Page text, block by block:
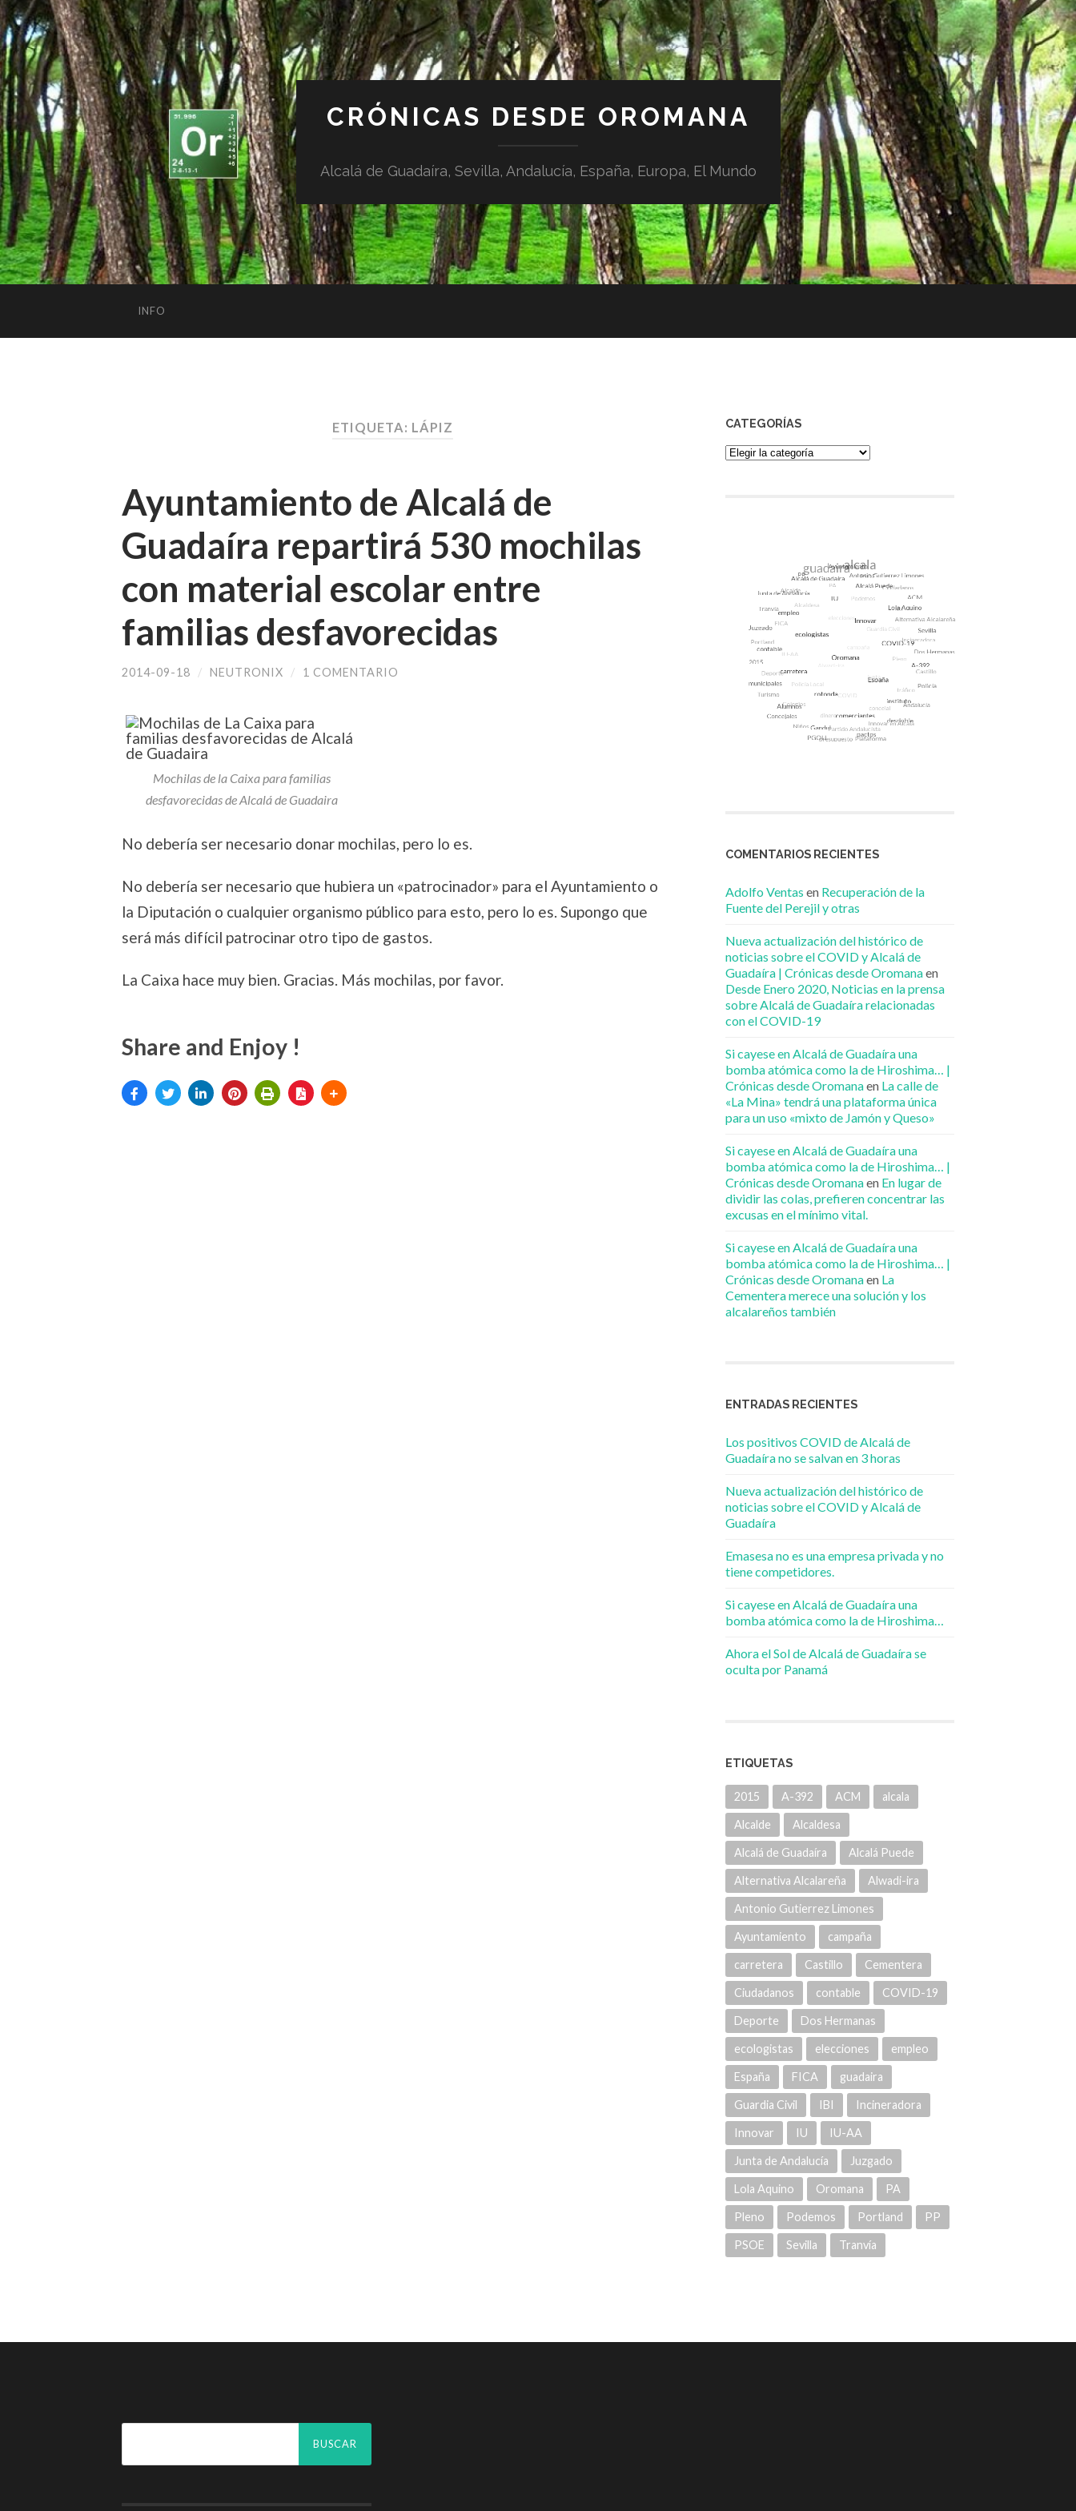
CRÓNICAS DESDE OROMANA
Alcalá de Guadaíra, Sevilla, Andalucía, España, Europa, El Mundo
INFO
ETIQUETA: LÁPIZ
Ayuntamiento de Alcalá de
Guadaíra repartirá 530 mochilas
con material escolar entre
familias desfavorecidas
2014-09-18 / NEUTRONIX / 1 COMENTARIO
Mochilas de la Caixa para familias
desfavorecidas de Alcalá de Guadaira
No debería ser necesario donar mochilas, pero lo es.
No debería ser necesario que hubiera un «patrocinador» para el Ayuntamiento o
la Diputación o cualquier organismo público para esto, pero lo es. Supongo que
será más difícil patrocinar otro tipo de gastos.
La Caixa hace muy bien. Gracias. Más mochilas, por favor.
Share and Enjoy !
CATEGORÍAS
COMENTARIOS RECIENTES
Adolfo Ventas en Recuperación de la
Fuente del Perejil y otras
Nueva actualización del histórico de
noticias sobre el COVID y Alcalá de
Guadaíra | Crónicas desde Oromanaen
Desde Enero 2020, Noticias en la prensa
sobre Alcalá de Guadaíra relacionadas
con el COVID-19
Si cayese en Alcalá de Guadaíra una
bomba atómica como la de Hiroshima… |
Crónicas desde Oromanaen La calle de
«La Mina» tendrá una plataforma única
para un uso «mixto de Jamón y Queso»
Si cayese en Alcalá de Guadaíra una
bomba atómica como la de Hiroshima… |
Crónicas desde Oromanaen En lugar de
dividir las colas, prefieren concentrar las
excusas en el mínimo vital.
Si cayese en Alcalá de Guadaíra una
bomba atómica como la de Hiroshima… |
Crónicas desde Oromanaen La
Cementera merece una solución y los
alcalareños también
ENTRADAS RECIENTES
Los positivos COVID de Alcalá de
Guadaíra no se salvan en 3 horas
Nueva actualización del histórico de
noticias sobre el COVID y Alcalá de
Guadaíra
Emasesa no es una empresa privada y no
tiene competidores.
Si cayese en Alcalá de Guadaíra una
bomba atómica como la de Hiroshima…
Ahora el Sol de Alcalá de Guadaíra se
oculta por Panamá
ETIQUETAS
2015 A-392 ACM alcala
Alcalde Alcaldesa
Alcalá de Guadaíra Alcalá Puede
Alternativa Alcalareña Alwadi-ira
Antonio Gutierrez Limones
Ayuntamiento campaña
carretera Castillo Cementera
Ciudadanos contable COVID-19
Deporte Dos Hermanas
ecologistas elecciones empleo
España FICA guadaira
Guardia Civil IBI Incineradora
Innovar IU IU-AA
Junta de Andalucía Juzgado
Lola Aquino Oromana PA
Pleno Podemos Portland PP
PSOE Sevilla Tranvía